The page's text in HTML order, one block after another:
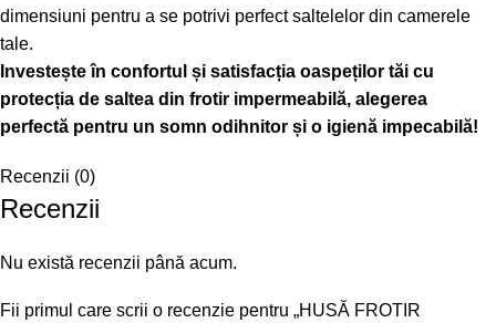
dimensiuni pentru a se potrivi perfect saltelelor din camerele
tale.
Investește în confortul și satisfacția oaspeților tăi cu
protecția de saltea din frotir impermeabilă, alegerea
perfectă pentru un somn odihnitor și o igienă impecabilă!
Recenzii (0)
Recenzii
Nu există recenzii până acum.
Fii primul care scrii o recenzie pentru „HUSĂ FROTIR